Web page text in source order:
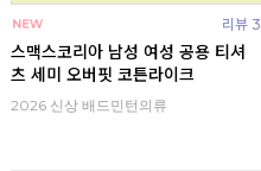
리뷰 3
스맥스코리아 남성 여성 공용 티셔
츠 세미 오버핏 코튼라이크
2026 신상 배드민턴의류